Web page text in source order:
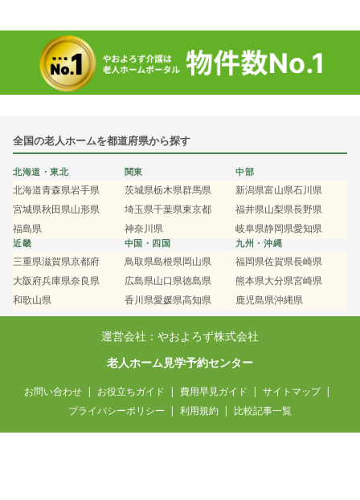
全国の老人ホームを都道府県から探す
北海道・東北
北海道青森県岩手県
宮城県秋田県山形県
福島県
関東
茨城県栃木県群馬県
埼玉県千葉県東京都
神奈川県
中部
新潟県富山県石川県
福井県山梨県長野県
岐阜県静岡県愛知県
近畿
三重県滋賀県京都府
大阪府兵庫県奈良県
和歌山県
中国・四国
鳥取県島根県岡山県
広島県山口県徳島県
香川県愛媛県高知県
九州・沖縄
福岡県佐賀県長崎県
熊本県大分県宮崎県
鹿児島県沖縄県
運営会社：やおよろず株式会社
老人ホーム見学予約センター
お問い合わせ お役立ちガイド 費用早見ガイド
サイトマップ
プライバシーポリシー
利用規約 比較記事一覧